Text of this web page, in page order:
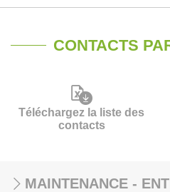
CONTACTS
Téléchargez la liste des
contacts
MAINTENANCE -